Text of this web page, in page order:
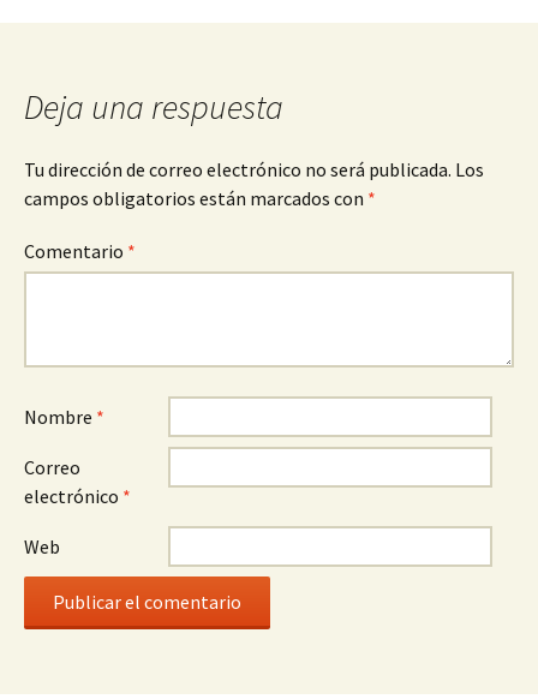
entradas
Deja una respuesta
Tu dirección de correo electrónico no será publicada. Los
campos obligatorios están marcados con *
Comentario *
Nombre *
Correo
electrónico *
Web